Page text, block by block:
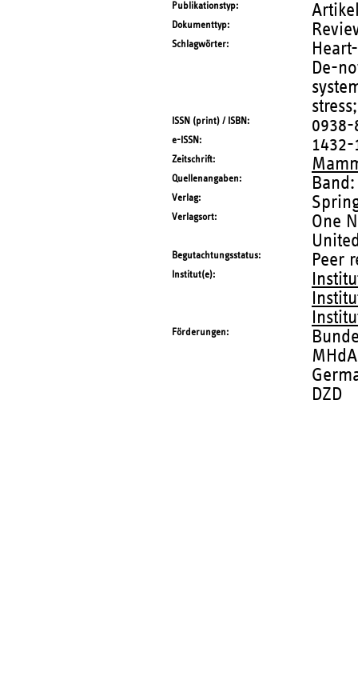
Publikationstyp
Dokumenttyp
Schlagwörter
De-
ISSN (print) / ISBN 0938-
e-ISSN 1432-
Zeitschrift
Quellenangaben
Verlag
Verlagsort
One
Begutachtungsstatus Peer
Institut(e)
Förderungen
MHdA
DZD